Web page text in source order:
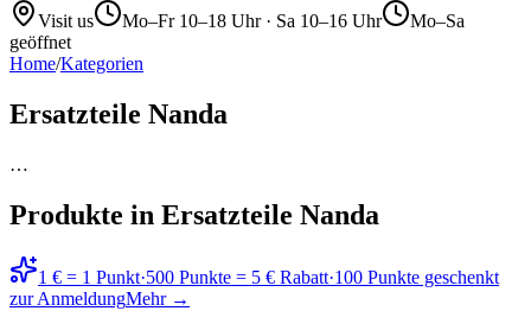
Visit us
Mo–Fr 10–18 Uhr · Sa 10–16 Uhr
Mo–Sa
geöffnet
Home/Kategorien
Ersatzteile Nanda
…
Produkte in Ersatzteile Nanda
1 € = 1 Punkt·500 Punkte = 5 € Rabatt·100 Punkte geschenkt
zur AnmeldungMehr →